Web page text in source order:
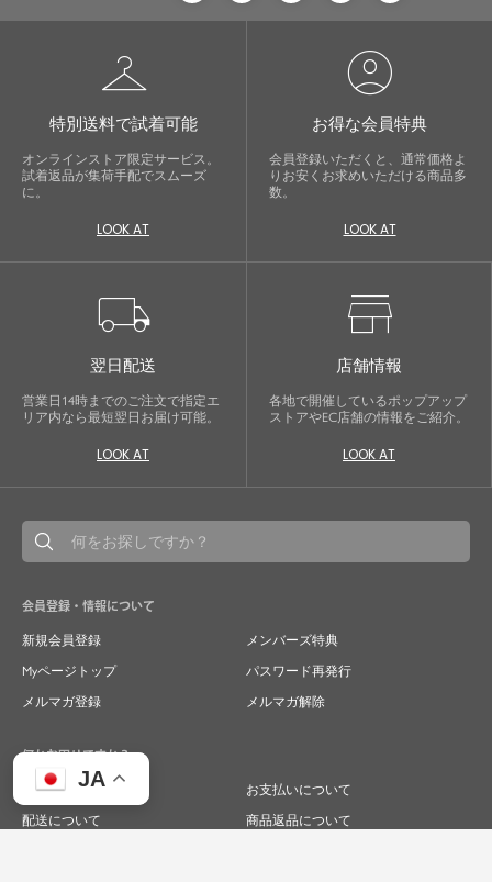
JA
checkroom
特別送料で試着可能
オンラインストア限定サービス。
試着返品が集荷手配でスムーズ
に。
LOOK AT
account_circle
お得な会員特典
会員登録いただくと、通常価格よ
りお安くお求めいただける商品多
数。
LOOK AT
local_shipping
翌日配送
営業日14時までのご注文で指定エ
リア内なら最短翌日お届け可能。
LOOK AT
store
店舗情報
各地で開催しているポップアップ
ストアやEC店舗の情報をご紹介。
LOOK AT
会員登録・情報について
新規会員登録
メンバーズ特典
Myページトップ
パスワード再発行
メルマガ登録
メルマガ解除
何かお困りですか？
ご注文について
お支払いについて
配送について
商品返品について